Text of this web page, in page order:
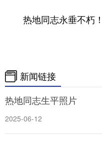
热地同志永垂不朽！
新闻链接
热地同志生平照片
2025-06-12